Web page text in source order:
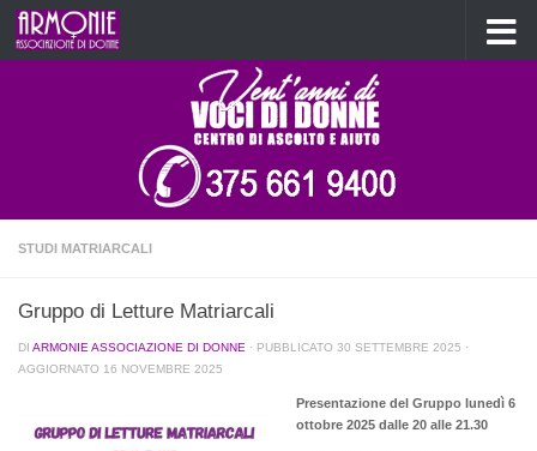
Salta al contenuto
STUDI MATRIARCALI
Gruppo di Letture Matriarcali
DI ARMONIE ASSOCIAZIONE DI DONNE · PUBBLICATO 30 SETTEMBRE 2025 ·
AGGIORNATO 16 NOVEMBRE 2025
Presentazione del Gruppo lunedì 6
ottobre 2025 dalle 20 alle 21.30